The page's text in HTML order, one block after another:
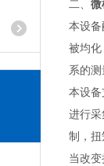
二、 微
本设
被均
系的测
本设
进行
制，扭
当改